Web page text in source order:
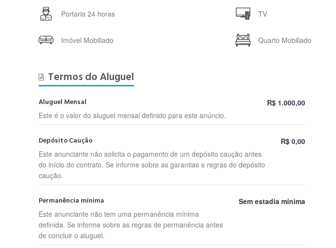
Portaria 24 horas TV
Imóvel Mobiliado Quarto Mobiliado
Termos do Aluguel
Aluguel Mensal
Este é o valor do aluguel mensal definido para este anúncio.
R$ 1.000,00
Depósito Caução
Este anunciante não solicita o pagamento de um depósito caução antes
do início do contrato. Se informe sobre as garantias e regras do depósito
caução.
R$ 0,00
Permanência mínima
Este anunciante não tem uma permanência mínima
definida. Se informe sobre as regras de permanência antes
de concluir o aluguel.
Sem estadia mínima